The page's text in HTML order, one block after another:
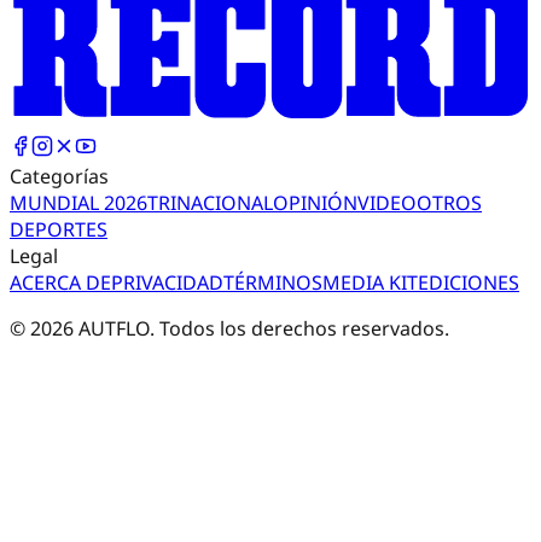
Categorías
MUNDIAL 2026TRINACIONALOPINIÓNVIDEOOTROS
DEPORTES
Legal
ACERCA DEPRIVACIDADTÉRMINOSMEDIA KITEDICIONES
©2026AUTFLO. Todos los derechos reservados.